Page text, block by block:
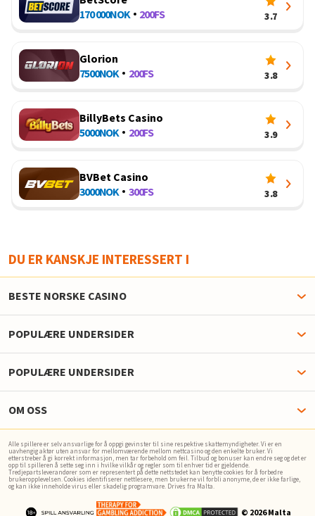
170 000NOK FS
200 3.7
Glorion
7500NOK FS
200 3.8
BillyBets Casino
5000NOK FS
200 3.9
BVBet Casino
3000NOK FS
300 3.8
DU ER KANSKJE INTERESSERT I
BESTE NORSKE CASINO
POPULÆRE UNDERSIDER
POPULÆRE UNDERSIDER
OM OSS
Alle spillere er selv ansvarlige for å oppgi gevinster til sine respektive skattemyndigheter. Vi er en
uavhengig aktør uten ansvar for mellomværende mellom nettcasino og den enkelte bruker. Vi
etterstreber å gi korrekt informasjon, men tar forbehold om feil. Tilbud og bonuser kan endre seg og det er
opp til spilleren å sette seg inn i hvilke vilkår og regler som til enhver tid er gjeldende.
Tredjepartsleverandører som er representert på dette nettstedet kan benytte cookies for å forbedre
brukeropplevelsen. Cookies identifiserer nettlesere, men brukerne vil forbli anonyme, de er ikke farlige,
og kan ikke inneholde virus eller skadelig programvare. Drives fra Malta.
© 2026 Malta